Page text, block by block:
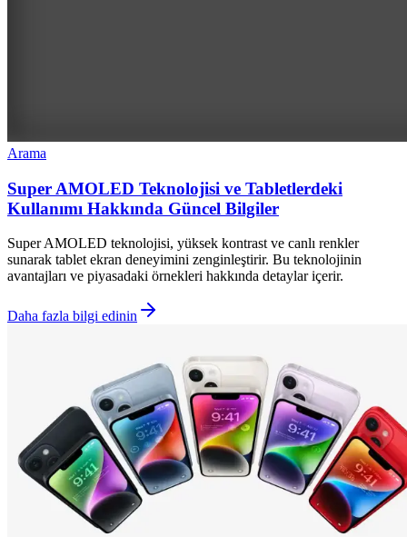
Arama
Super AMOLED Teknolojisi ve Tabletlerdeki
Kullanımı Hakkında Güncel Bilgiler
Super AMOLED teknolojisi, yüksek kontrast ve canlı renkler
sunarak tablet ekran deneyimini zenginleştirir. Bu teknolojinin
avantajları ve piyasadaki örnekleri hakkında detaylar içerir.
Daha fazla bilgi edinin